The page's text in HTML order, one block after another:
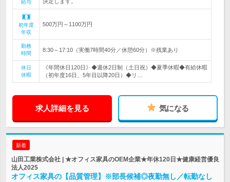
給与
初年度
年収
500万円～1100万円
勤務
時間
8:30～17:10（実働7時間40分／休憩60分）※残業あり
休日
休暇
《年間休日120日》◆週休2日制（土日祝）◆夏季休暇◆有給休暇
（初年度16日、5年目以降20日）◆リ…
求人詳細を見る 気になる
新着
山田工業株式会社 | ★オフィス家具のOEM企業★年休120日★健康経営優良
法人2025
オフィス家具の【品質管理】※部長候補◎夜勤無し／転勤なし